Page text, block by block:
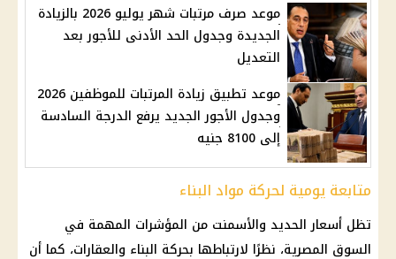
موعد صرف مرتبات شهر يوليو 2026 بالزيادة
الجديدة وجدول الحد الأدنى للأجور بعد
التعديل
موعد تطبيق زيادة المرتبات للموظفين 2026
وجدول الأجور الجديد يرفع الدرجة السادسة
إلى 8100 جنيه
متابعة يومية لحركة مواد البناء
تظل أسعار الحديد والأسمنت من المؤشرات المهمة في
السوق المصرية، نظرًا لارتباطها بحركة البناء والعقارات، كما أن